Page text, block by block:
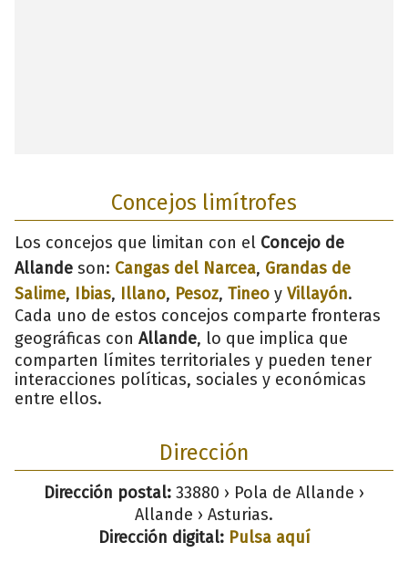
Concejos limítrofes
Los concejos que limitan con el Concejo de
Allande son: Cangas del Narcea, Grandas de
Salime, Ibias, Illano, Pesoz, Tineo y Villayón.
Cada uno de estos concejos comparte fronteras
geográficas con Allande, lo que implica que
comparten límites territoriales y pueden tener
interacciones políticas, sociales y económicas
entre ellos.
Dirección
Dirección postal: 33880 › Pola de Allande ›
Allande › Asturias.
Dirección digital: Pulsa aquí